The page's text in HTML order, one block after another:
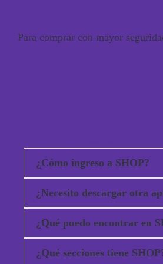
Para comprar con mayor
¿Cómo ingreso a SHOP?
Puedes ingresar desde la
¿Necesito descargar otra
No. Puedes acceder a SHOP
¿Qué puedo encontrar en
Puedes encontrar productos,
¿Qué secciones tiene